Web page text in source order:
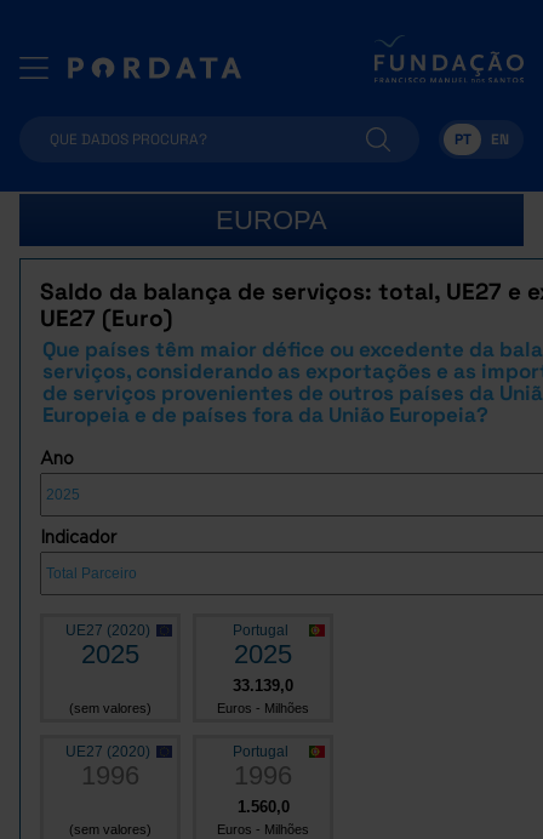
PT EN
EUROPA
Saldo da balança de serviços: total, UE27 e
UE27 (Euro)
Que países têm maior défice ou excedente da
serviços, considerando as exportações e as
de serviços provenientes de outros países da
Europeia e de países fora da União Europeia?
Ano
Indicador
UE27 (2020)
2025
(sem valores)
Portugal
2025
33.139,0
Euros - Milhões
UE27 (2020)
1996
(sem valores)
Portugal
1996
1.560,0
Euros - Milhões